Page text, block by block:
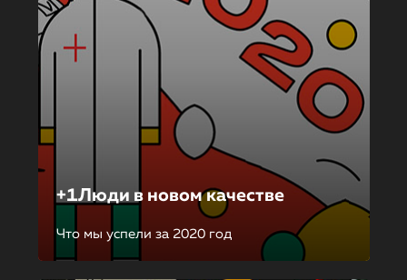
+1Люди в новом качестве
Что мы успели за 2020 год